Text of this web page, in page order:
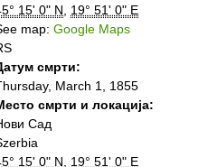
15' 0" N
19° 51' 0" E
map: Google Maps
смрти:
March 1, 1855
смрти и локација:
Сад
15' 0" N
19° 51' 0" E